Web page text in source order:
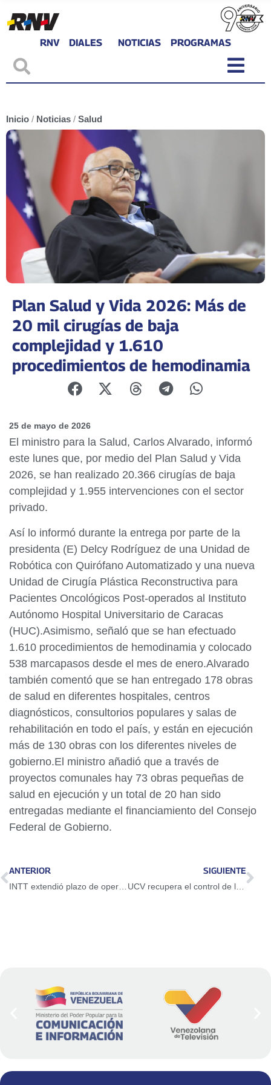
RNV DIALES NOTICIAS PROGRAMAS
Inicio / Noticias / Salud
Plan Salud y Vida 2026: Más de
20 mil cirugías de baja
complejidad y 1.610
procedimientos de hemodinamia
25 de mayo de 2026
El ministro para la Salud, Carlos Alvarado, informó
este lunes que, por medio del Plan Salud y Vida
2026, se han realizado 20.366 cirugías de baja
complejidad y 1.955 intervenciones con el sector
privado.
Así lo informó durante la entrega por parte de la
presidenta (E) Delcy Rodríguez de una Unidad de
Robótica con Quirófano Automatizado y una nueva
Unidad de Cirugía Plástica Reconstructiva para
Pacientes Oncológicos Post-operados al Instituto
Autónomo Hospital Universitario de Caracas
(HUC).Asimismo, señaló que se han efectuado
1.610 procedimientos de hemodinamia y colocado
538 marcapasos desde el mes de enero.Alvarado
también comentó que se han entregado 178 obras
de salud en diferentes hospitales, centros
diagnósticos, consultorios populares y salas de
rehabilitación en todo el país, y están en ejecución
más de 130 obras con los diferentes niveles de
gobierno.El ministro añadió que a través de
proyectos comunales hay 73 obras pequeñas de
salud en ejecución y un total de 20 han sido
entregadas mediante el financiamiento del Consejo
Federal de Gobierno.
ANTERIOR SIGUIENTE
UCV recupera el control de la Zona Rental y destinará los fondos a la investigación